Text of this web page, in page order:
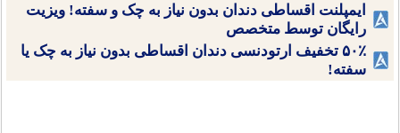
ایمپلنت اقساطی دندان بدون نیاز به چک و سفته! ویزیت
رایگان توسط متخصص
۵۰٪ تخفیف ارتودنسی دندان اقساطی بدون نیاز به چک یا
سفته!